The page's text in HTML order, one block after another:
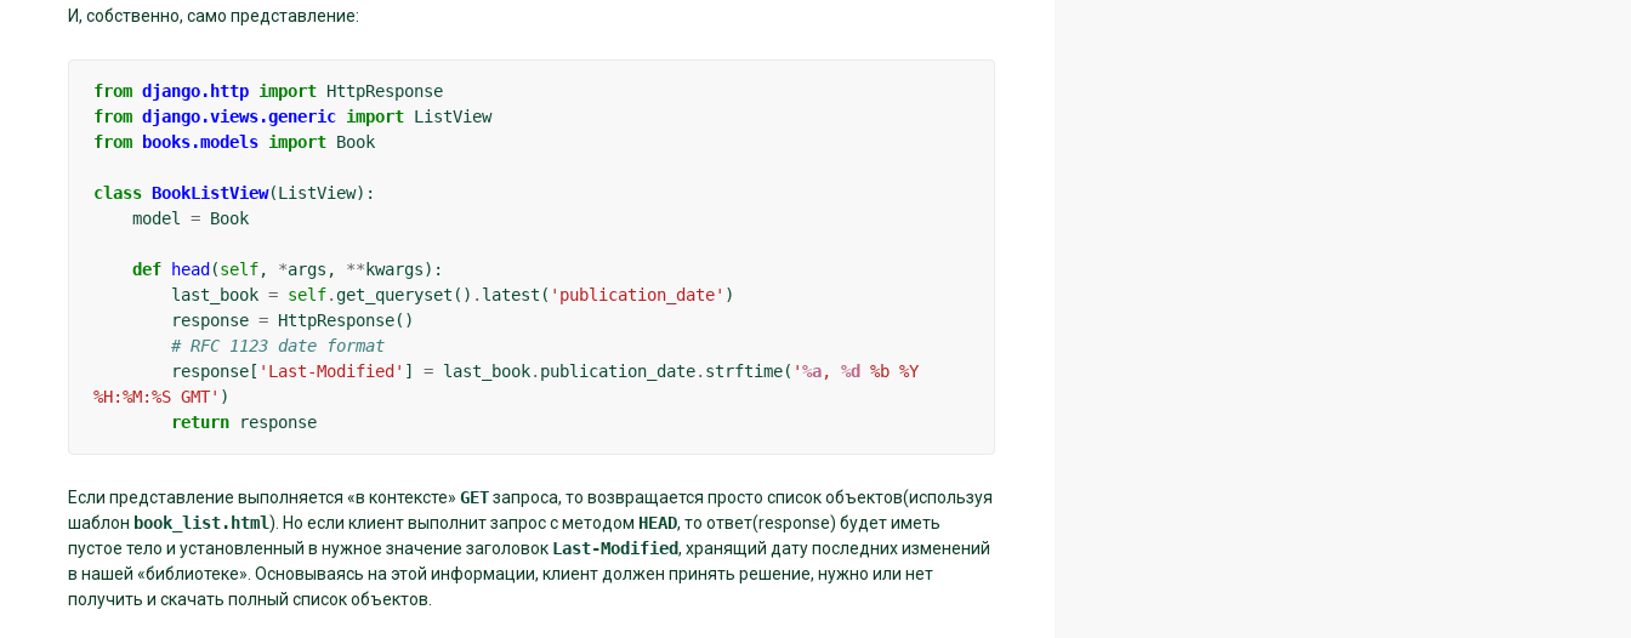
И, собственно, само представление:
from django.http import HttpResponse
from django.views.generic import ListView
from
books.models import Book
class BookListView(ListView):
model = Book
def head (self, *args , ** kwargs):
last_book = self.get_queryset () . latest ( 'publication_date' )
response = HttpResponse()
# RFC 1123 date format
response [ 'Last-Modified' ] = last_book. publication_date. strftime( '%a, %d
%b %Y
%H:%M:%S GMT' )
return
response
Если представление выполняется «в контексте» GETзапроса, то возвращается просто список объектов(используя
шаблон book_list.html). Но если клиент выполнит запрос с методом HEAD, то ответ(response) будет иметь
пустое тело и установленный в нужное значение заголовок Last-Modified, хранящий дату последних изменений
в нашей «библиотеке». Основываясь на этой информации, клиент должен принять решение, нужно или нет
получить и скачать полный список объектов.